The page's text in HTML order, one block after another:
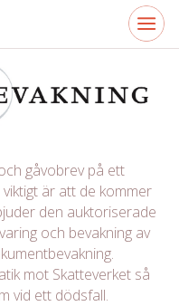
gåvobrev på ett
är att de kommer
den auktoriserade
och bevakning av
mot Skatteverket så
vid ett dödsfall.